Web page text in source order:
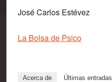
José Carlos Estévez
La Bolsa de Psico
Acerca de Últimas entradas